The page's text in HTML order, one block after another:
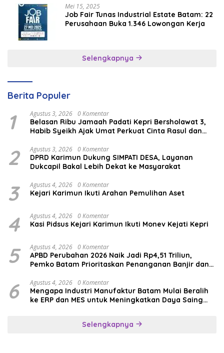
Mei 15, 2025
Job Fair Tunas Industrial Estate Batam: 22
Perusahaan Buka 1.346 Lowongan Kerja
Selengkapnya
Berita Populer
1 Agustus 3, 2026 0 Komentar
Belasan Ribu Jamaah Padati Kepri Bersholawat 3,
Habib Syeikh Ajak Umat Perkuat Cinta Rasul dan
2 Agustus 3, 2026 0 Komentar
DPRD Karimun Dukung SIMPATI DESA, Layanan
Dukcapil Bakal Lebih Dekat ke Masyarakat
3 Agustus 4, 2026 0 Komentar
Kejari Karimun Ikuti Arahan Pemulihan Aset
4 Agustus 4, 2026 0 Komentar
Kasi Pidsus Kejari Karimun Ikuti Monev Kejati Kepri
5 Agustus 4, 2026 0 Komentar
APBD Perubahan 2026 Naik Jadi Rp4,51 Triliun,
Pemko Batam Prioritaskan Penanganan Banjir dan
6 Agustus 4, 2026 0 Komentar
Mengapa Industri Manufaktur Batam Mulai Beralih
ke ERP dan MES untuk Meningkatkan Daya Saing
Selengkapnya